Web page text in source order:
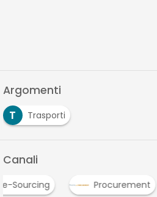
Argomenti
T
Trasporti
Canali
e-Sourcing Procurement